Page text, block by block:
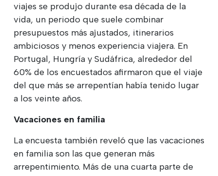
viajes se produjo durante esa década de la
vida, un periodo que suele combinar
presupuestos más ajustados, itinerarios
ambiciosos y menos experiencia viajera. En
Portugal, Hungría y Sudáfrica, alrededor del
60% de los encuestados afirmaron que el viaje
del que más se arrepentían había tenido lugar
a los veinte años.
Vacaciones en familia
La encuesta también reveló que las vacaciones
en familia son las que generan más
arrepentimiento. Más de una cuarta parte de